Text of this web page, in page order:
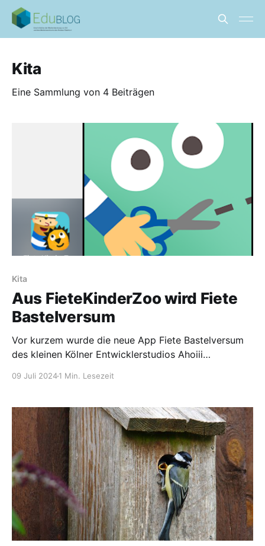
Kita
Eine Sammlung von 4 Beiträgen
Kita
Aus FieteKinderZoo wird Fiete
Bastelversum
Vor kurzem wurde die neue App Fiete Bastelversum
des kleinen Kölner Entwicklerstudios Ahoiii
einem liebevollen und ruhigen Design. Während bei
Fiete KinderZoo nur eine Umgebung gestaltet werden
09 Juli 20241 Min. Lesezeit